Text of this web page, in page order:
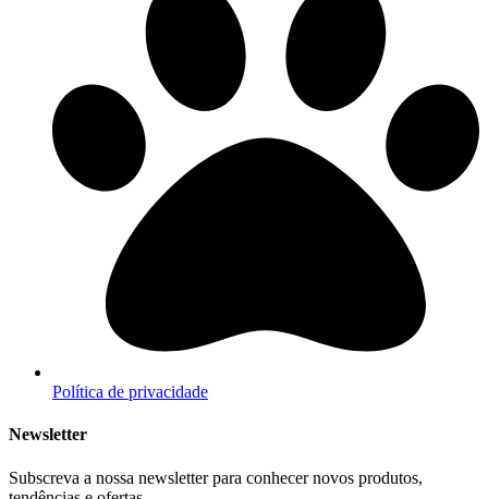
Política de privacidade
Newsletter
Subscreva a nossa newsletter para conhecer novos produtos,